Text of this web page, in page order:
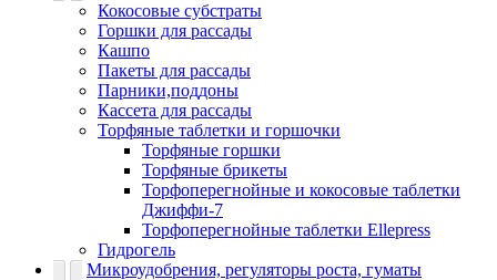
Кокосовые субстраты
Горшки для рассады
Кашпо
Пакеты для рассады
Парники,поддоны
Кассета для рассады
Торфяные таблетки и горшочки
Торфяные горшки
Торфяные брикеты
Торфоперегнойные и кокосовые таблетки
Джиффи-7
Торфоперегнойные таблетки Ellepress
Гидрогель
Микроудобрения, регуляторы роста, гуматы